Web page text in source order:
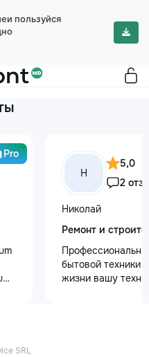
пользуйся
Pro
Н
5,0
2
Николай
Ремонт и
бытовой техники
жизни вашу
SRL